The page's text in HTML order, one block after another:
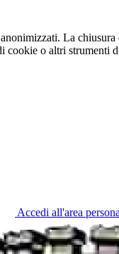
La
cookie o altri strumenti
Accedi all'area